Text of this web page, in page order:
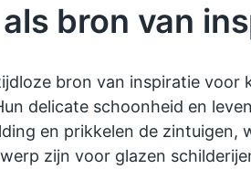
bron van
bron van inspiratie voor
delicate schoonheid en
en prikkelen de zintuigen,
zijn voor glazen